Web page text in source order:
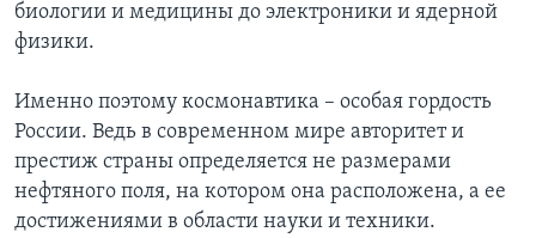
биологии и медицины до электроники и ядерной
физики.
Именно поэтому космонавтика – особая гордость
России. Ведь в современном мире авторитет и
престиж страны определяется не размерами
нефтяного поля, на котором она расположена, а ее
достижениями в области науки и техники.